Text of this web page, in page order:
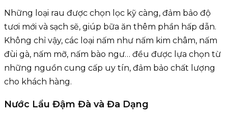
Những loại rau được chọn lọc kỹ càng, đảm bảo độ
tươi mới và sạch sẽ, giúp bữa ăn thêm phần hấp dẫn.
Không chỉ vậy, các loại nấm như nấm kim châm, nấm
đùi gà, nấm mỡ, nấm bào ngư… đều được lựa chọn từ
những nguồn cung cấp uy tín, đảm bảo chất lượng
cho khách hàng.
Nước Lẩu Đậm Đà và Đa Dạng